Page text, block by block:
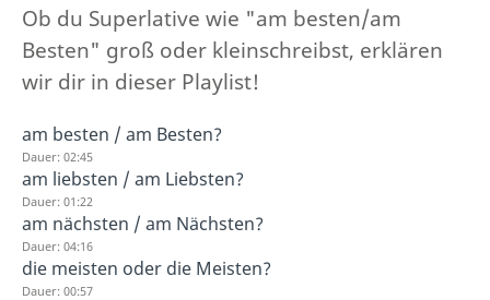
Ob du Superlative wie "am besten/am
Besten" groß oder kleinschreibst, erklären
wir dir in dieser Playlist!
am besten / am Besten?
Dauer: 02:45
am liebsten / am Liebsten?
Dauer: 01:22
am nächsten / am Nächsten?
Dauer: 04:16
die meisten oder die Meisten?
Dauer: 00:57